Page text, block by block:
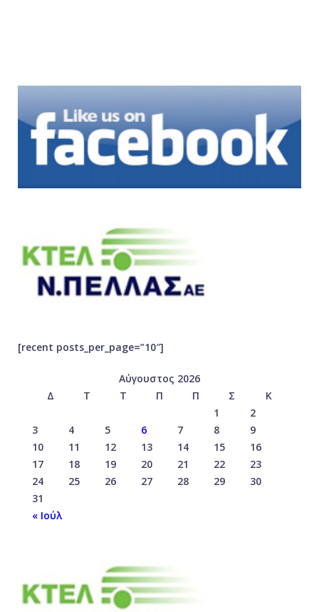
[recent posts_per_page=”10″]
Αύγουστος 2026
Δ
Τ Τ Π Π Σ
Κ
1
2
3
4 5 6 7 8
9
10
11 12 13 14 15
16
17
18 19 20 21 22
23
24
25 26 27 28 29
30
31
« Ιούλ